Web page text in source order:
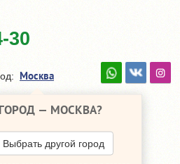
30
Москва
— МОСКВА?
Выбрать другой город